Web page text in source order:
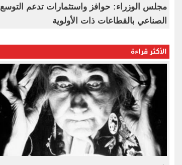
مجلس الوزراء: حوافز واستثمارات تدعم التوسع
الصناعي بالقطاعات ذات الأولوية
الأكثر قراءة